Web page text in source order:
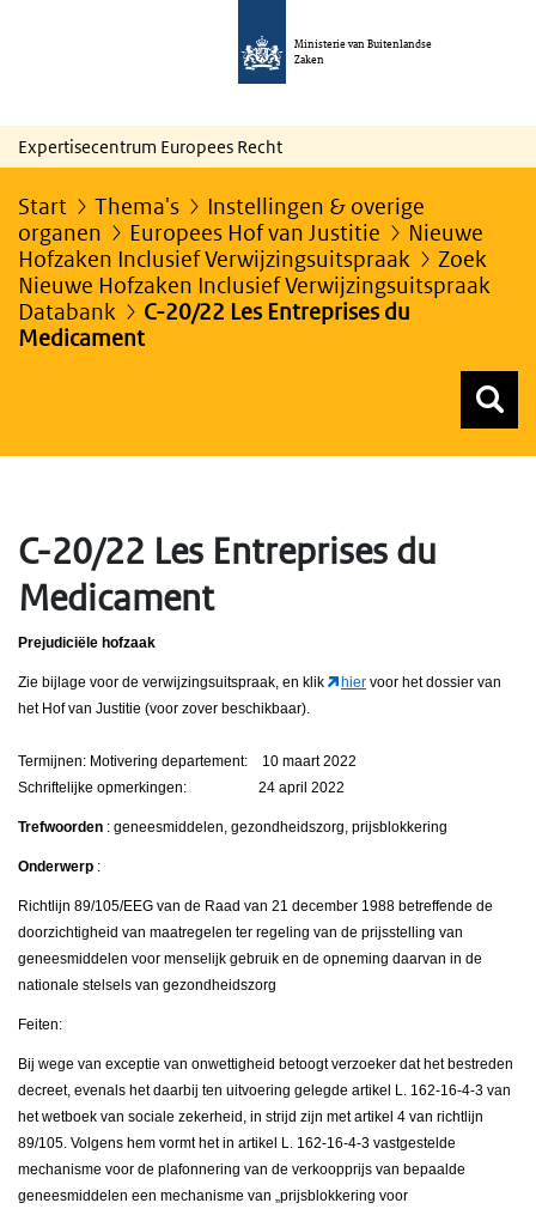
Ministerie van Buitenlandse
Zaken
Expertisecentrum Europees Recht
Start Thema's
Instellingen & overige
organen
Europees Hof van Justitie
Nieuwe
Hofzaken Inclusief Verwijzingsuitspraak
Zoek
Nieuwe Hofzaken Inclusief Verwijzingsuitspraak
Databank
C-20/22 Les Entreprises du
Medicament
C-20/22 Les Entreprises du
Medicament
Prejudiciële hofzaak
Zie bijlage voor de verwijzingsuitspraak, en klik hier voor het dossier van
het Hof van Justitie (voor zover beschikbaar).
Termijnen: Motivering departement: 10 maart 2022
Schriftelijke opmerkingen: 24 april 2022
Trefwoorden : geneesmiddelen, gezondheidszorg, prijsblokkering
Onderwerp :
Richtlijn 89/105/EEG van de Raad van 21 december 1988 betreffende de
doorzichtigheid van maatregelen ter regeling van de prijsstelling van
geneesmiddelen voor menselijk gebruik en de opneming daarvan in de
nationale stelsels van gezondheidszorg
Feiten:
Bij wege van exceptie van onwettigheid betoogt verzoeker dat het bestreden
decreet, evenals het daarbij ten uitvoering gelegde artikel L. 162-16-4-3 van
het wetboek van sociale zekerheid, in strijd zijn met artikel 4 van richtlijn
89/105. Volgens hem vormt het in artikel L. 162-16-4-3 vastgestelde
mechanisme voor de plafonnering van de verkoopprijs van bepaalde
geneesmiddelen een mechanisme van „prijsblokkering voor